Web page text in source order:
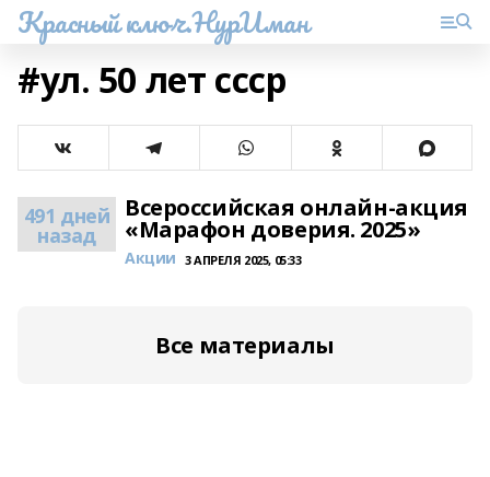
Красный ключ.НурИман
#ул. 50 лет ссср
491 дней
назад
Всероссийская онлайн-акция
«Марафон доверия. 2025»
Акции 3 АПРЕЛЯ 2025, 05:33
Все материалы